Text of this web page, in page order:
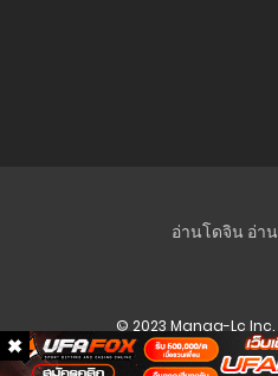
อ่านโดจิน อ่า
© 2023 Manga-Lc